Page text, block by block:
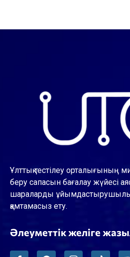
Ұлттық тестілеу орталығының
беру сапасын бағалау жүйесі
шараларды
қамтамасыз ету.
Әлеуметтік желіге